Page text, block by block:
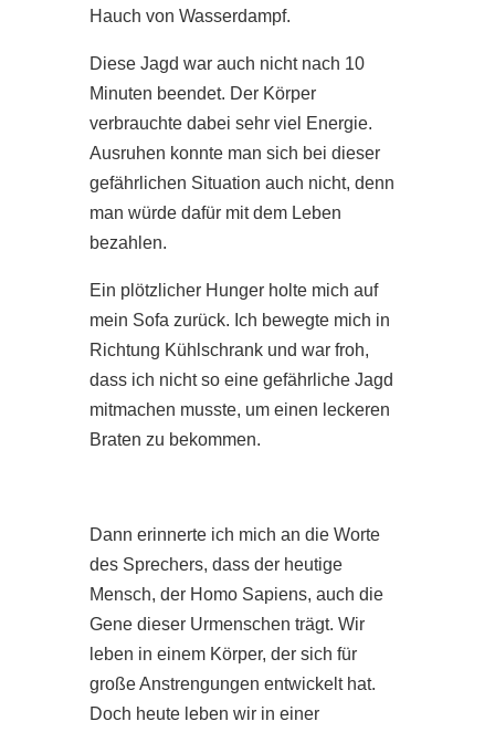
Hauch von Wasserdampf.
Diese Jagd war auch nicht nach 10
Minuten beendet. Der Körper
verbrauchte dabei sehr viel Energie.
Ausruhen konnte man sich bei dieser
gefährlichen Situation auch nicht, denn
man würde dafür mit dem Leben
bezahlen.
Ein plötzlicher Hunger holte mich auf
mein Sofa zurück. Ich bewegte mich in
Richtung Kühlschrank und war froh,
dass ich nicht so eine gefährliche Jagd
mitmachen musste, um einen leckeren
Braten zu bekommen.
Dann erinnerte ich mich an die Worte
des Sprechers, dass der heutige
Mensch, der Homo Sapiens, auch die
Gene dieser Urmenschen trägt. Wir
leben in einem Körper, der sich für
große Anstrengungen entwickelt hat.
Doch heute leben wir in einer